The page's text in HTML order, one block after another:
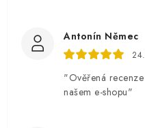
Antonín Němec
"Ověřená
našem e-shopu"